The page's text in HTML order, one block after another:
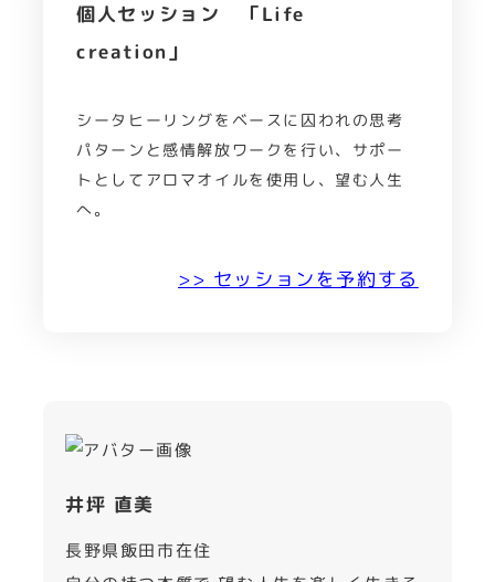
個人セッション 「Life
creation」
シータヒーリングをベースに囚われの思考
パターンと感情解放ワークを行い、サポー
トとしてアロマオイルを使用し、望む人生
へ。
>> セッションを予約する
井坪 直美
長野県飯田市在住